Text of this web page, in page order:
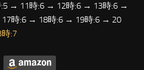
→ 11時:6 → 12時:6 → 13時:6 →
時:6 → 18時:6 → 19時:6 → 20
時:7